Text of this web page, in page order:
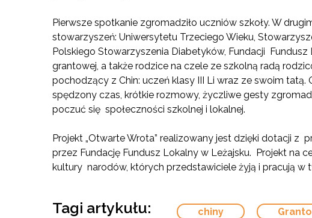
Pierwsze spotkanie zgromadziło uczniów szkoły. W
stowarzyszeń: Uniwersytetu Trzeciego Wieku,
Polskiego Stowarzyszenia Diabetyków, Fundacji
grantowej, a także rodzice na czele ze szkolną radą
pochodzący z Chin: uczeń klasy III Li wraz ze swoim tatą.
spędzony czas, krótkie rozmowy, życzliwe gesty
poczuć się społeczności szkolnej i lokalnej.
Projekt „Otwarte Wrota” realizowany jest dzięki dotacji z
przez Fundację Fundusz Lokalny w Leżajsku. Projekt na
kultury narodów, których przedstawiciele żyją i pracują w
Tagi artykułu: chiny